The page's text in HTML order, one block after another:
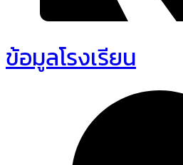
ข้อมูลโรงเรียน